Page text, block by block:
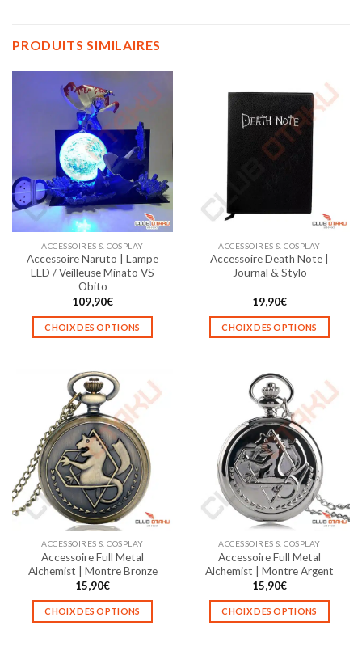
PRODUITS SIMILAIRES
ACCESSOIRES & COSPLAY
Accessoire Naruto | Lampe
LED / Veilleuse Minato VS
Obito
109,90€
CHOIX DES OPTIONS
a
plusieurs
variations.
Les
options
peuvent
être
choisies
sur
la
page
du
produit
ACCESSOIRES & COSPLAY
Accessoire Death Note |
Journal & Stylo
19,90€
CHOIX DES OPTIONS
a
plusieurs
variations.
Les
options
peuvent
être
choisies
sur
la
page
du
produit
ACCESSOIRES & COSPLAY
Accessoire Full Metal
Alchemist | Montre Bronze
15,90€
CHOIX DES OPTIONS
ACCESSOIRES & COSPLAY
Accessoire Full Metal
Alchemist | Montre Argent
15,90€
CHOIX DES OPTIONS